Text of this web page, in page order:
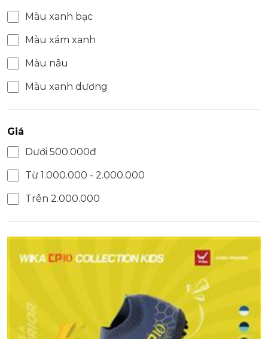
Màu xanh bạc
Màu xám xanh
Màu nâu
Màu xanh dương
Giá
Dưới 500.000đ
Từ 1.000.000 - 2.000.000
Trên 2.000.000